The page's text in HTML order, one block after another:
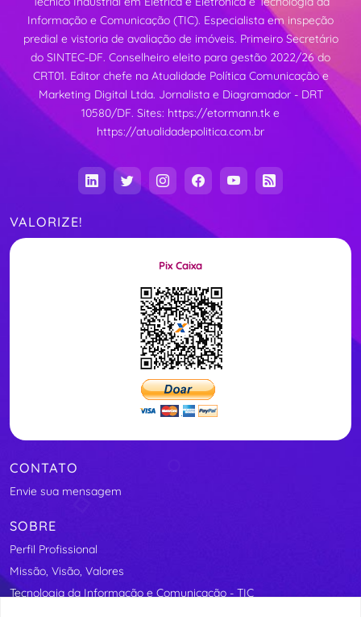
Informação e Comunicação (TIC). Especialista em inspeção
predial e vistoria de avaliação de imóveis. Primeiro Secretário
do SINTEC-DF. Conselheiro eleito para gestão 2022/26 do
CRT01. Editor chefe na Atualidade Política Comunicação e
Marketing Digital Ltda. Jornalista e Diagramador - DRT
10580/DF. Sites: https://etormann.tk e
https://atualidadepolitica.com.br
VALORIZE!
Pix Caixa
CONTATO
Envie sua mensagem
SOBRE
Perfil Profissional
Missão, Visão, Valores
Tecnologia da Informação e Comunicação - TIC